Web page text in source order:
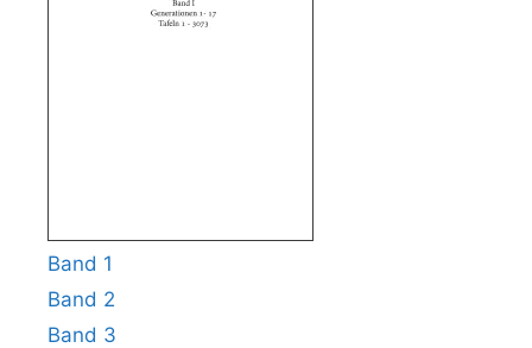
Band 1
Band 2
Band 3